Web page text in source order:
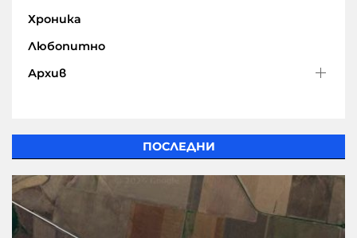
Хроника
Любопитно
Архив
ПОСЛЕДНИ